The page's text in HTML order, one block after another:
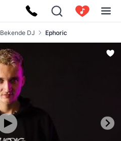
Bekende DJ Ephoric